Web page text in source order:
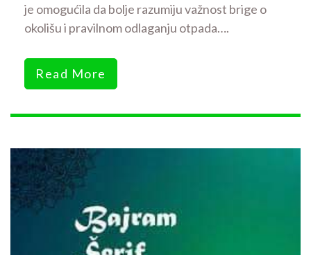
je omogućila da bolje razumiju važnost brige o
okolišu i pravilnom odlaganju otpada….
Read More